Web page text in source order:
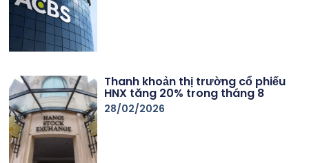
Thanh khoản thị trường cổ phiếu
HNX tăng 20% trong tháng 8
28/02/2026